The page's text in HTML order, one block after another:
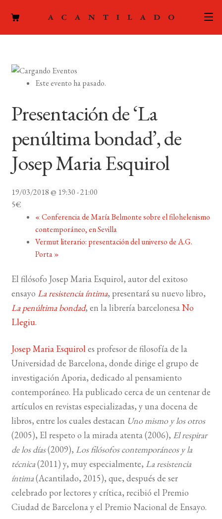
PODCAST
LA EDITORIAL
FOREIGN RIGHTS
CONTACTO
MI CUENTA
BUSCAR
Este evento ha pasado.
Presentación de ‘La
penúltima bondad’, de
Josep Maria Esquirol
19/03/2018 @ 19:30-21:00
5€
«Conferencia de María Belmonte sobre el filohelenismo
contemporáneo, en Sevilla
Vermut literario: presentación del universo de A.G.
Porta»
El filósofo Josep Maria Esquirol, autor del exitoso
ensayo La resistencia íntima, presentará su nuevo libro,
La penúltima bondad, en la librería barcelonesaNo
Llegiu.
Josep Maria Esquiroles profesor de filosofía de la
Universidad de Barcelona, donde dirige el grupo de
investigación Aporia, dedicado al pensamiento
contemporáneo. Ha publicado cerca de un centenar de
artículos en revistas especializadas, y una docena de
libros, entre los cuales destacan Uno mismo y los otros
(2005), El respeto o la mirada atenta (2006), El respirar
de los días(2009), Los filósofos contemporáneos y la
técnica(2011) y, muy especialmente, La resistencia
íntima(Acantilado, 2015), que, después de ser
celebrado por lectores y crítica, recibió el Premio
Ciudad de Barcelona y el Premio Nacional de Ensayo.